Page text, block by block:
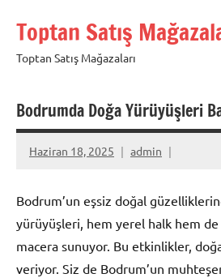
Toptan Satış
Toptan Satış Mağazaları
Bodrumda Doğa Yürüyüşleri
Haziran 18, 2025 admin
Bodrum’un eşsiz doğal
yürüyüşleri, hem yerel halk hem
macera sunuyor. Bu etkinlikler,
veriyor. Siz de Bodrum’un